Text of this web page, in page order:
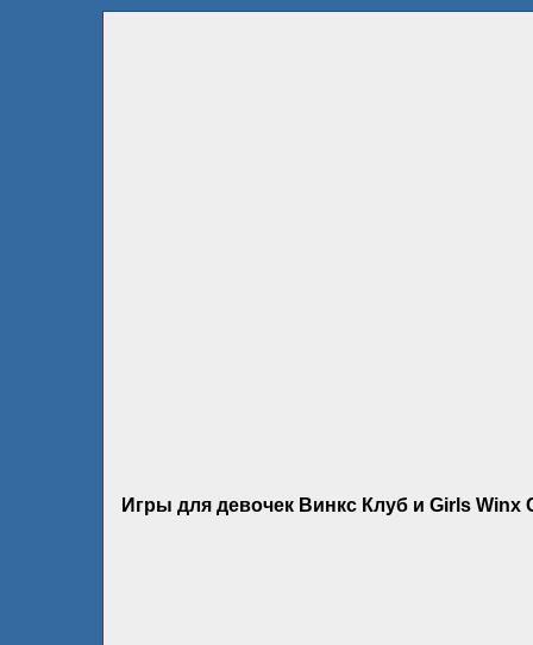
Игры для девочек Винкс Клуб и Girls Winx